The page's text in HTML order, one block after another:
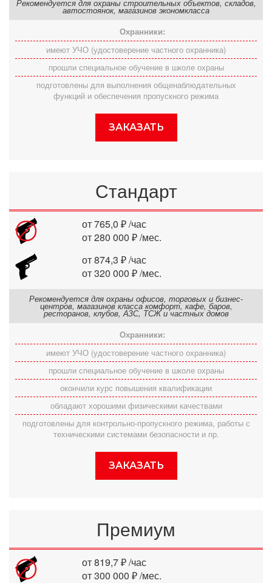
Рекомендуется для охраны строительных объектов, складов,
автостоянок, магазинов экономкласса
Охранники:
имеют УЧО (удостоверение частного охранника)
прошли специальное обучение в школе охраны
подготовлены для выполнения общенаблюдательных
функций и обеспечения пропускного режима
ЗАКАЗАТЬ
Стандарт
от 765,0 ₽ /час
от 280 000 ₽ /мес.
от 874,3 ₽ /час
от 320 000 ₽ /мес.
Рекомендуется для охраны офисов, торговых и бизнес-
центров, магазинов класса комфорт, кафе, баров,
ресторанов, клубов, АЗС, ТСЖ и частных домов
Охранники:
имеют УЧО (удостоверение частного охранника)
прошли специальное обучение в школе охраны
окончили курс повышения квалификации
обладают хорошими физическими качествами
подготовлены для контрольно-пропускного режима, работы с
техническими системами безопасности и пр.
ЗАКАЗАТЬ
Премиум
от 819,7 ₽ /час
от 300 000 ₽ /мес.